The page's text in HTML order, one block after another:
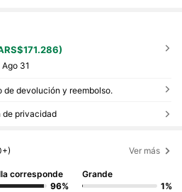
31
de devolución y reembolso.
de privacidad
Ver más
corresponde
96%
Grande
1%